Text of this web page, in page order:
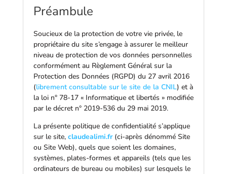
Préambule
Soucieux de la protection de votre vie privée, le
propriétaire du site s’engage à assurer le meilleur
niveau de protection de vos données personnelles
conformément au Règlement Général sur la
Protection des Données (RGPD) du 27 avril 2016
(librement consultable sur le site de la CNIL) et à
la loi n° 78-17 « Informatique et libertés » modifiée
par le décret n° 2019-536 du 29 mai 2019.
La présente politique de confidentialité s’applique
sur le site, claudealimi.fr(ci-après dénommé Site
ou Site Web), quels que soient les domaines,
systèmes, plates-formes et appareils (tels que les
ordinateurs de bureau ou mobiles) sur lesquels le